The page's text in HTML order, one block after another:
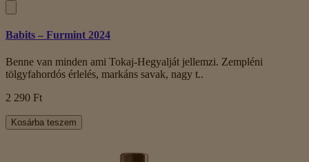
Babits – Furmint 2024
Benne van minden ami Tokaj-Hegyalját jellemzi. Zempléni
tölgyfahordós érlelés, markáns savak, nagy t..
2 290 Ft
Kosárba teszem